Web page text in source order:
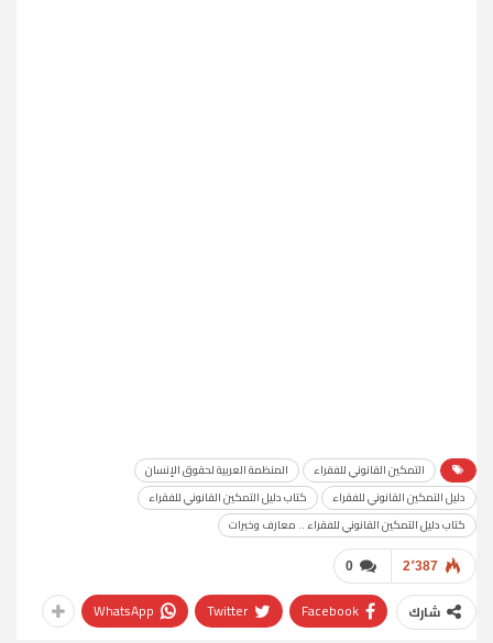
التمكين القانوني للفقراء
المنظمة العربية لحقوق الإنسان
دليل التمكين القانوني للفقراء
كتاب دليل التمكين القانوني للفقراء
كتاب دليل التمكين القانوني للفقراء .. معارف وخبرات
0 2٬387
شارك Facebook
Twitter
WhatsApp